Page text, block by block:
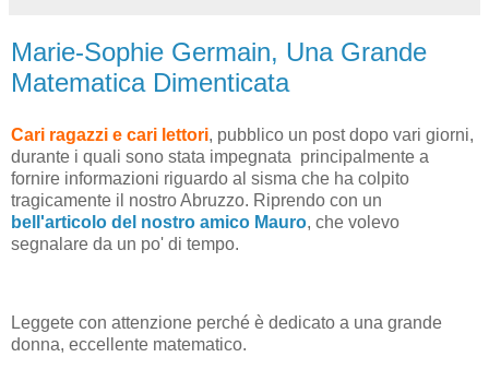
Marie-Sophie Germain, Una Grande
Matematica Dimenticata
Cari ragazzi e cari lettori, pubblico un post dopo vari giorni,
durante i quali sono stata impegnata principalmente a
fornire informazioni riguardo al sisma che ha colpito
tragicamente il nostro Abruzzo. Riprendo con un
bell'articolo del nostro amico Mauro, che volevo
segnalare da un po' di tempo.
Leggete con attenzione perché è dedicato a una grande
donna, eccellente matematico.